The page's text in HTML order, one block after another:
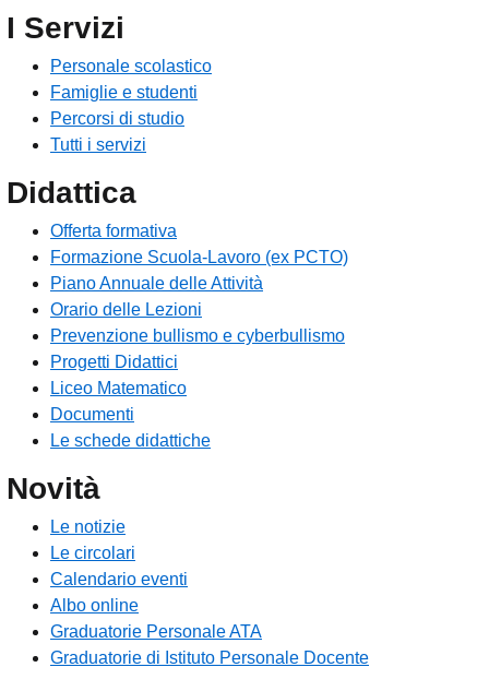
I Servizi
Personale scolastico
Famiglie e studenti
Percorsi di studio
Tutti i servizi
Didattica
Offerta formativa
Formazione Scuola-Lavoro (ex PCTO)
Piano Annuale delle Attività
Orario delle Lezioni
Prevenzione bullismo e cyberbullismo
Progetti Didattici
Liceo Matematico
Documenti
Le schede didattiche
Novità
Le notizie
Le circolari
Calendario eventi
Albo online
Graduatorie Personale ATA
Graduatorie di Istituto Personale Docente